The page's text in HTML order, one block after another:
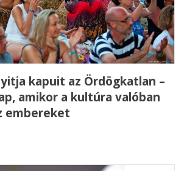
kapuit az Ördögkatlan –
amikor a kultúra valóban
embereket